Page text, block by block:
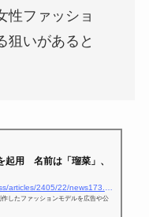
性ファッショ
狙いがあると
起用 名前は「瑠菜」、
したファッションモデルを広告や公